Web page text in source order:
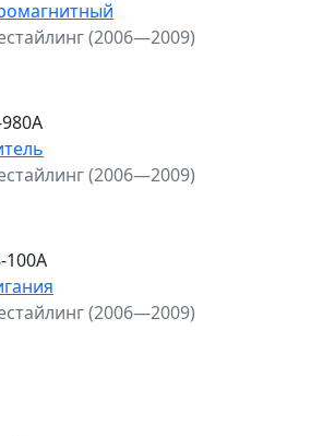
(2006—2009)
(2006—2009)
100A
(2006—2009)